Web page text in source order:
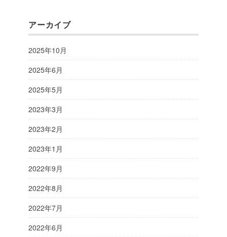
アーカイブ
2025年10月
2025年6月
2025年5月
2023年3月
2023年2月
2023年1月
2022年9月
2022年8月
2022年7月
2022年6月